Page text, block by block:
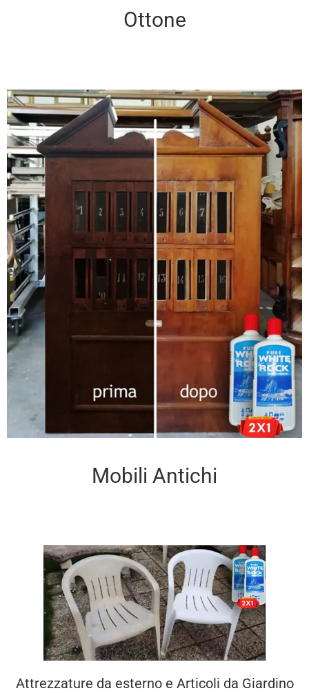
Ottone
Mobili Antichi
Attrezzature da esterno e Articoli da Giardino